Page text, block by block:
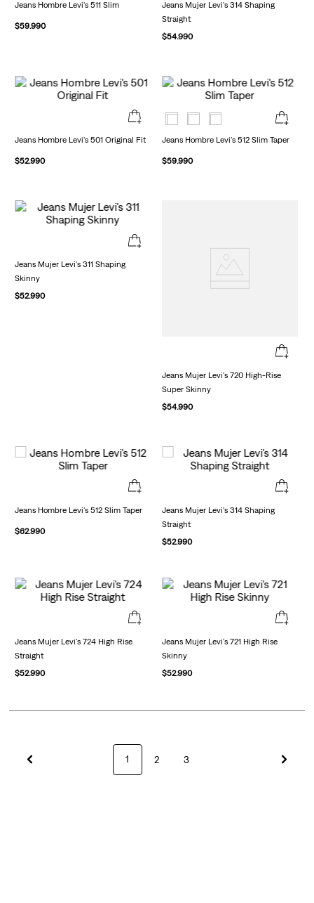
Jeans Hombre Levi's 511 Slim
$59.990
Jeans Mujer Levi's 314 Shaping
Straight
$54.990
Jeans Hombre Levi's 501 Original Fit
$52.990
Jeans Hombre Levi's 512 Slim Taper
$59.990
Jeans Mujer Levi's 311 Shaping
Skinny
$52.990
Jeans Mujer Levi's 720 High-Rise
Super Skinny
$54.990
Jeans Hombre Levi's 512 Slim Taper
$62.990
Jeans Mujer Levi's 314 Shaping
Straight
$52.990
Jeans Mujer Levi's 724 High Rise
Jeans Mujer Levi's 721 High Rise